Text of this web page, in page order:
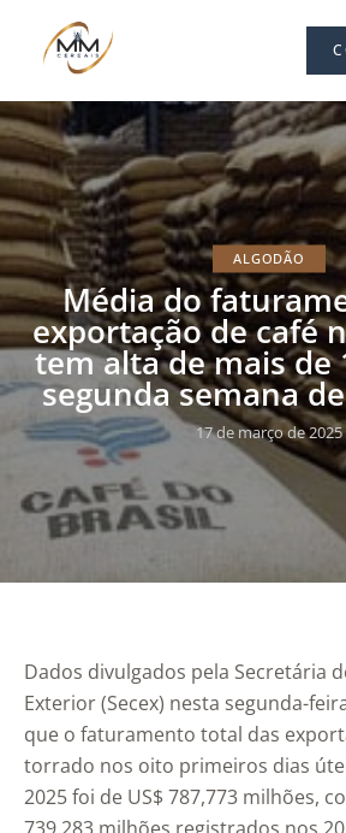
ALGODÃO
Média do
exportação de café
tem alta de mais de
segunda semana
17 de março de 2025
Dados divulgados pela Secretária
Exterior (Secex) nesta segunda-
que o faturamento total das
torrado nos oito primeiros dias
2025 foi de US$ 787,773 milhões,